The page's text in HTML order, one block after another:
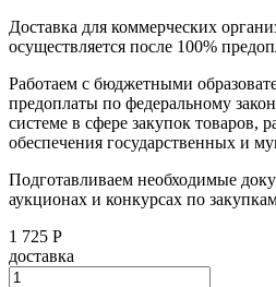
Доставка для коммерческих
осуществляется после 100%
Работаем с бюджетными
предоплаты по федеральному
системе в сфере закупок товаров,
обеспечения государственных и
Подготавливаем необходимые
аукционах и конкурсах по
1 725 Р
доставка